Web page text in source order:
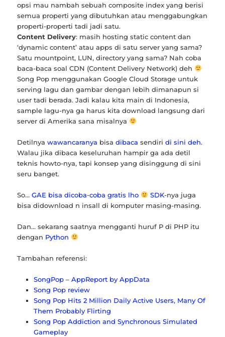
opsi mau nambah sebuah composite index yang berisi
semua properti yang dibutuhkan atau menggabungkan
properti-properti tadi jadi satu.
Content Delivery: masih hosting static content dan
‘dynamic content’ atau apps di satu server yang sama?
Satu mountpoint, LUN, directory yang sama? Nah coba
baca-baca soal CDN (Content Delivery Network) deh
Song Pop menggunakan Google Cloud Storage untuk
serving lagu dan gambar dengan lebih dimanapun si
user tadi berada. Jadi kalau kita main di Indonesia,
sample lagu-nya ga harus kita download langsung dari
server di Amerika sana misalnya
Detilnyawawancaranya bisadibaca sendiridi sini deh.
Walau jika dibaca keseluruhan hampir ga ada detil
teknis howto-nya, tapi konsep yang disinggung di sini
seru banget.
So…GAE bisa dicoba-coba gratis lho SDK-nya juga
bisa didownload n insall di komputer masing-masing.
Dan… sekarang saatnya mengganti huruf P di PHP itu
dengan Python
Tambahan referensi:
SongPop – AppReport by AppData
Song Pop review
Song Pop Hits 2 Million Daily Active Users, Many Of
Them Probably Flirting
Song Pop Addiction and Synchronous Simulated
Gameplay